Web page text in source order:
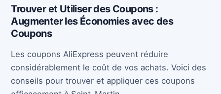
Trouver et Utiliser des Coupons :
Augmenter les Économies avec des
Coupons
Les coupons AliExpress peuvent réduire
considérablement le coût de vos achats. Voici des
conseils pour trouver et appliquer ces coupons